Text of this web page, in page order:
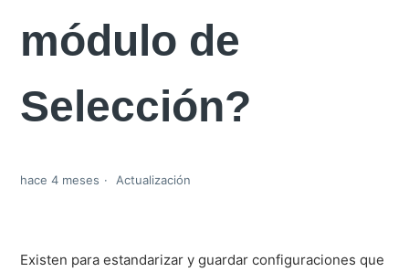
módulo de
Selección?
hace 4 meses Actualización
Existen para estandarizar y guardar configuraciones que